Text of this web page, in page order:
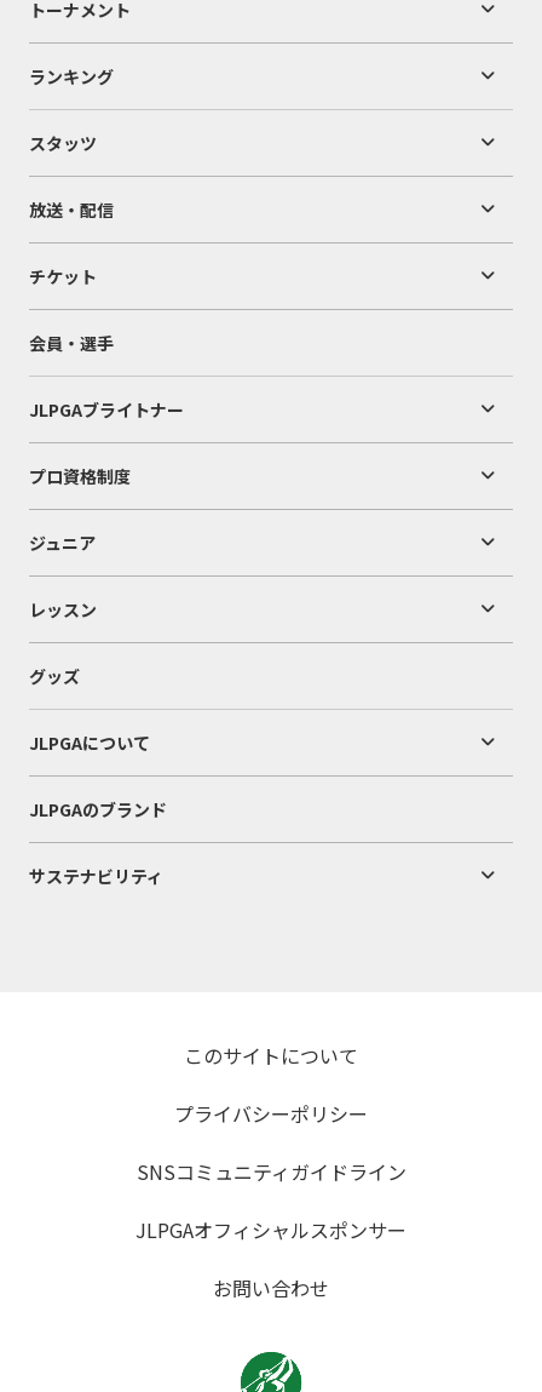
トーナメント
ランキング
スタッツ
放送・配信
チケット
会員・選手
JLPGAブライトナー
プロ資格制度
ジュニア
レッスン
グッズ
JLPGAについて
JLPGAのブランド
サステナビリティ
このサイトについて
プライバシーポリシー
SNSコミュニティガイドライン
JLPGAオフィシャルスポンサー
お問い合わせ